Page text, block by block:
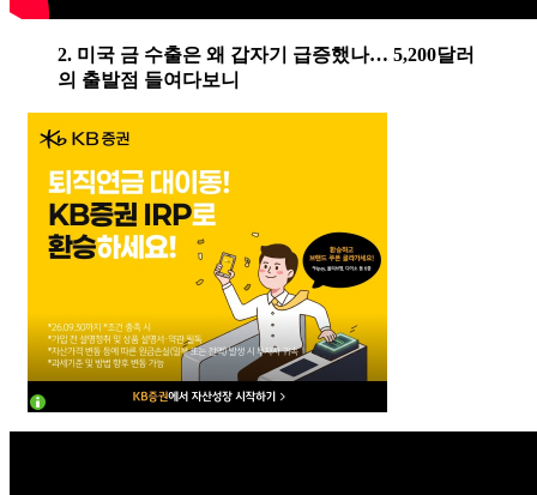
2. 미국 금 수출은 왜 갑자기 급증했나… 5,200달러
의 출발점 들여다보니